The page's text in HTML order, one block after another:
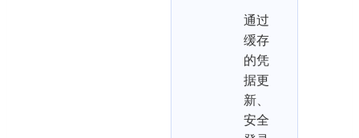
通过
缓存
的凭
据更
新、
安全